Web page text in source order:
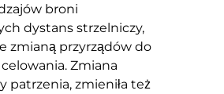
broni
dystans strzelniczy,
zmianą przyrządów do
Zmiana
patrzenia, zmieniła też